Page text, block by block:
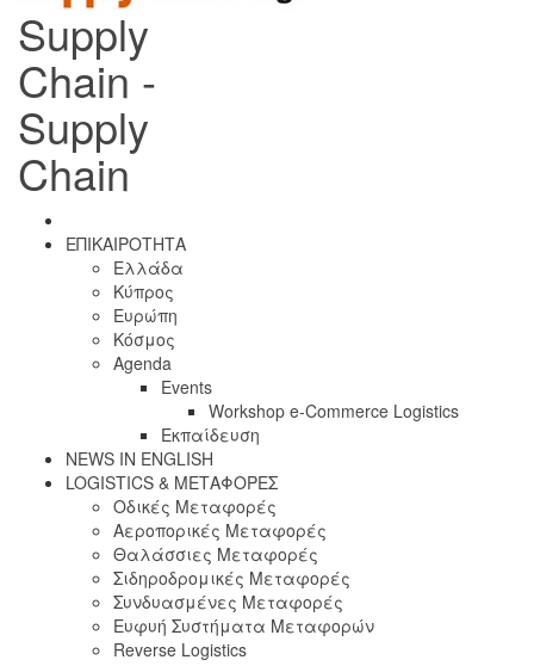
Supply
Chain -
Supply
Chain
ΕΠΙΚΑΙΡΟΤΗΤΑ
Ελλάδα
Κύπρος
Ευρώπη
Κόσμος
Agenda
Events
Workshop e-Commerce Logistics
Εκπαίδευση
NEWS IN ENGLISH
LOGISTICS & ΜΕΤΑΦΟΡΕΣ
Οδικές Μεταφορές
Αεροπορικές Μεταφορές
Θαλάσσιες Μεταφορές
Σιδηροδρομικές Μεταφορές
Συνδυασμένες Μεταφορές
Ευφυή Συστήματα Μεταφορών
Reverse Logistics